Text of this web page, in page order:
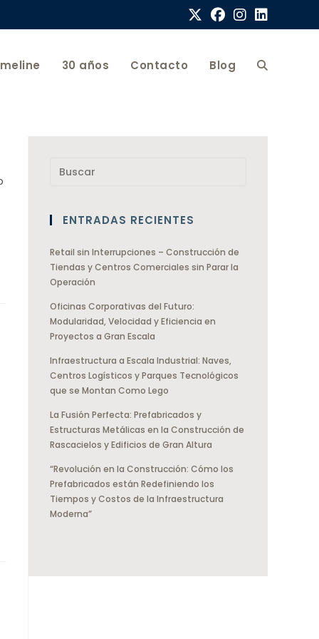
30 años Contacto Blog
ENTRADAS RECIENTES
Retail sin Interrupciones – Construcción de
Tiendas y Centros Comerciales sin Parar la
Operación
Oficinas Corporativas del Futuro:
Modularidad, Velocidad y Eficiencia en
Proyectos a Gran Escala
Infraestructura a Escala Industrial: Naves,
Centros Logísticos y Parques Tecnológicos
que se Montan Como Lego
La Fusión Perfecta: Prefabricados y
Estructuras Metálicas en la Construcción de
Rascacielos y Edificios de Gran Altura
“Revolución en la Construcción: Cómo los
Prefabricados están Redefiniendo los
Tiempos y Costos de la Infraestructura
Moderna”